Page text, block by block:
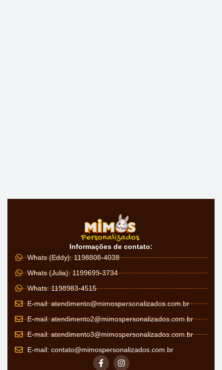
Informações de contato:
Whats (Eddy): 1198808-4038
Whats (Julia): 1199699-3734
Whats: 1198983-4515
E-mail:atendimento@mimospersonalizados.com.br
E-mail:atendimento2@mimospersonalizados.com.br
E-mail:atendimento3@mimospersonalizados.com.br
E-mail: contato@mimospersonalizados.com.br